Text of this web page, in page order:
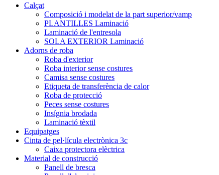
Calçat
Composició i modelat de la part superior/vamp
PLANTILLES Laminació
Laminació de l'entresola
SOLA EXTERIOR Laminació
Adorns de roba
Roba d'exterior
Roba interior sense costures
Camisa sense costures
Etiqueta de transferència de calor
Roba de protecció
Peces sense costures
Insígnia brodada
Laminació tèxtil
Equipatges
Cinta de pel·lícula electrònica 3c
Caixa protectora elèctrica
Material de construcció
Panell de bresca